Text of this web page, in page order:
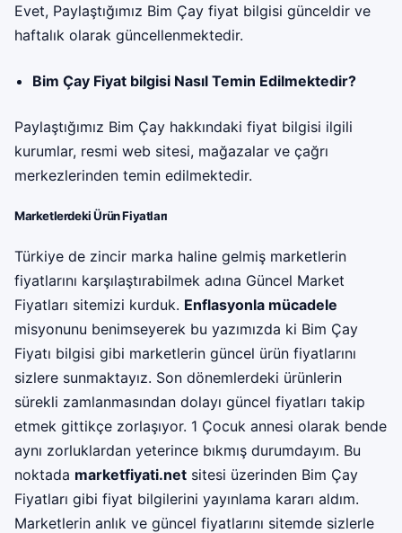
Evet, Paylaştığımız Bim Çay fiyat bilgisi günceldir ve
haftalık olarak güncellenmektedir.
Bim Çay Fiyat bilgisi Nasıl Temin Edilmektedir?
Paylaştığımız Bim Çay hakkındaki fiyat bilgisi ilgili
kurumlar, resmi web sitesi, mağazalar ve çağrı
merkezlerinden temin edilmektedir.
Marketlerdeki Ürün Fiyatları
Türkiye de zincir marka haline gelmiş marketlerin
fiyatlarını karşılaştırabilmek adına Güncel Market
Fiyatları sitemizi kurduk. Enflasyonla mücadele
misyonunu benimseyerek bu yazımızda ki Bim Çay
Fiyatı bilgisi gibi marketlerin güncel ürün fiyatlarını
sizlere sunmaktayız. Son dönemlerdeki ürünlerin
sürekli zamlanmasından dolayı güncel fiyatları takip
etmek gittikçe zorlaşıyor. 1 Çocuk annesi olarak bende
aynı zorluklardan yeterince bıkmış durumdayım. Bu
noktada marketfiyati.net sitesi üzerinden Bim Çay
Fiyatları gibi fiyat bilgilerini yayınlama kararı aldım.
Marketlerin anlık ve güncel fiyatlarını sitemde sizlerle